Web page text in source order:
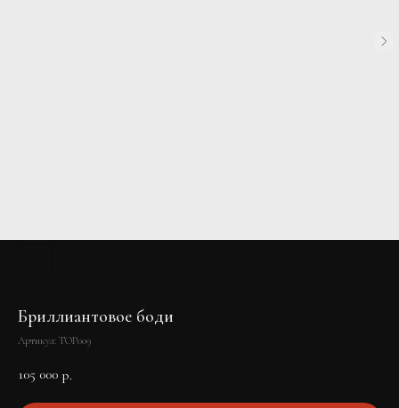
Бриллиантовое боди
Артикул: TOP009
105 000 р.